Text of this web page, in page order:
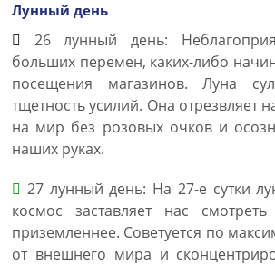
Лунный день
26 лунный день:
больших перемен, каких-либо
посещения магазинов. Луна
тщетность усилий. Она отрезвляет
на мир без розовых очков и
наших руках.
27 лунный день: На 27-е сутки
космос заставляет нас
приземленнее. Советуется по
от внешнего мира и